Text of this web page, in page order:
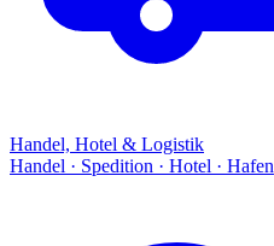
Handel, Hotel & Logistik
Handel · Spedition · Hotel · Hafen